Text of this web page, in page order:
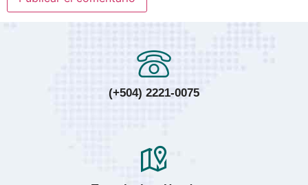
(+504) 2221-0075